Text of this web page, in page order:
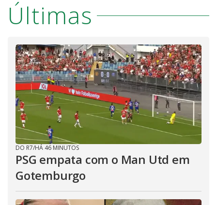
Últimas
DO R7/HÁ 46 MINUTOS
PSG empata com o Man Utd em
Gotemburgo